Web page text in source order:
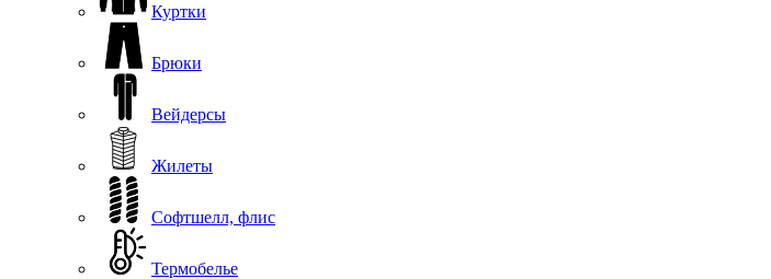
Куртки
Брюки
Вейдерсы
Жилеты
Софтшелл, флис
Термобелье